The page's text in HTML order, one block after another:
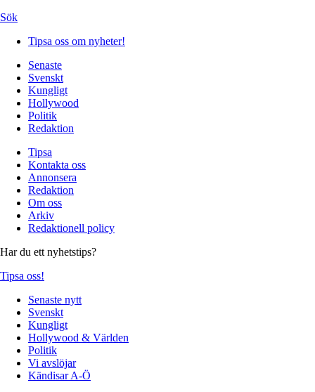
Sök
Tipsa oss om nyheter!
Senaste
Svenskt
Kungligt
Hollywood
Politik
Redaktion
Tipsa
Kontakta oss
Annonsera
Redaktion
Om oss
Arkiv
Redaktionell policy
Har du ett nyhetstips?
Tipsa oss!
Senaste nytt
Svenskt
Kungligt
Hollywood & Världen
Politik
Vi avslöjar
Kändisar A-Ö